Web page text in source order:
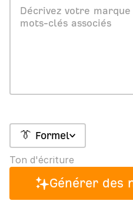
👔 Formel
Ton d'écriture
Générer des